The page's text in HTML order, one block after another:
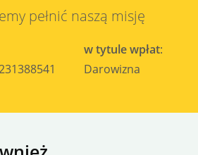
pełnić naszą misję
w tytule wpłat:
Darowizna